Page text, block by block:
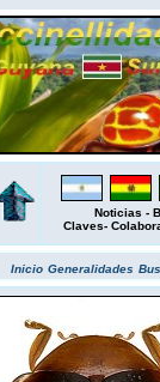
Noticias -
Claves-
Inicio Generalidades